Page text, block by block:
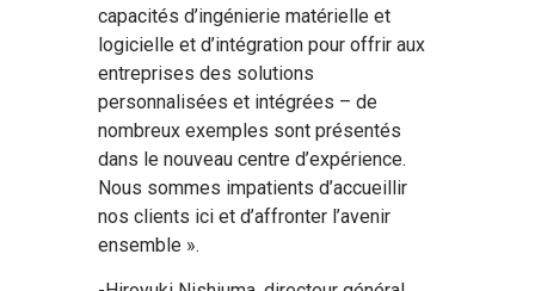
capacités d’ingénierie matérielle et
logicielle et d’intégration pour offrir aux
entreprises des solutions
personnalisées et intégrées – de
nombreux exemples sont présentés
dans le nouveau centre d’expérience.
Nous sommes impatients d’accueillir
nos clients ici et d’affronter l’avenir
ensemble ».